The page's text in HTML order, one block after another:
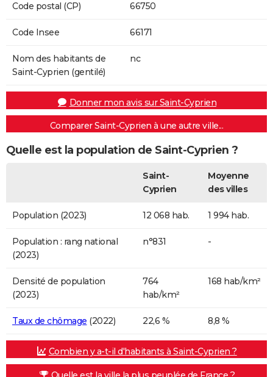
Code postal (CP) 66750
Code Insee 66171
Nom des habitants de
Saint-Cyprien (gentilé)
nc
Donner mon avis sur Saint-Cyprien
Comparer Saint-Cyprien à une autre ville...
Quelle est la population de Saint-Cyprien ?
Saint-
Cyprien
Moyenne
des villes
Population (2023) 12 068 hab. 1 994 hab.
Population : rang national
(2023)
n°831 -
Densité de population
(2023)
764
hab/km²
168 hab/km²
Taux de chômage (2022) 22,6 % 8,8 %
Combien y a-t-il d'habitants à Saint-Cyprien ?